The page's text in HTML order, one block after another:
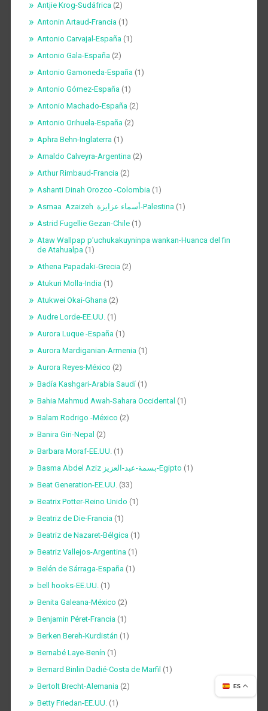
Antjie Krog-Sudáfrica(2)
Antonin Artaud-Francia(1)
Antonio Carvajal-España(1)
Antonio Gala-España(2)
Antonio Gamoneda-España(1)
Antonio Gómez-España(1)
Antonio Machado-España(2)
Antonio Orihuela-España(2)
Aphra Behn-Inglaterra(1)
Arnaldo Calveyra-Argentina(2)
Arthur Rimbaud-Francia(2)
Ashanti Dinah Orozco -Colombia(1)
Asmaa Azaizeh أسماء عزايزة-Palestina(1)
Astrid Fugellie Gezan-Chile(1)
Ataw Wallpap p’uchukakuyninpa wankan-Huanca del fin
de Atahualpa(1)
Athena Papadaki-Grecia(2)
Atukuri Molla-India(1)
Atukwei Okai-Ghana(2)
Audre Lorde-EE.UU.(1)
Aurora Luque -España(1)
Aurora Mardiganian-Armenia(1)
Aurora Reyes-México (2)
Badía Kashgari-Arabia Saudí(1)
Bahia Mahmud Awah-Sahara Occidental (1)
Balam Rodrigo -México (2)
Banira Giri-Nepal (2)
Barbara Moraf-EE.UU.(1)
Basma Abdel Aziz بسمة-عبد-العزيز-Egipto (1)
Beat Generation-EE.UU.(33)
Beatrix Potter-Reino Unido (1)
Beatriz de Die-Francia(1)
Beatriz de Nazaret-Bélgica(1)
Beatriz Vallejos-Argentina(1)
Belén de Sárraga-España(1)
bell hooks-EE.UU.(1)
Benita Galeana-México (2)
Benjamin Péret-Francia(1)
Berken Bereh-Kurdistán (1)
Bernabé Laye-Benín (1)
Bernard Binlin Dadié-Costa de Marfil (1)
Bertolt Brecht-Alemania(2)
Betty Friedan-EE.UU.(1)
ES